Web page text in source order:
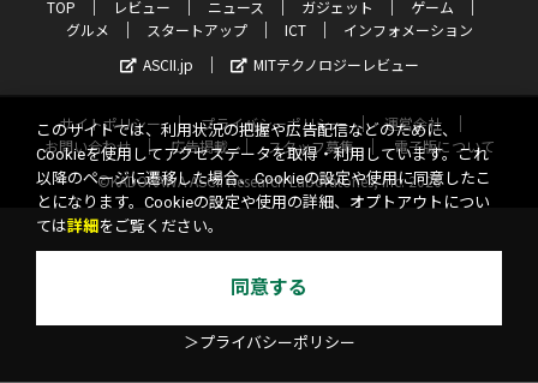
TOP レビュー ニュース ガジェット
ゲーム
グルメ
スタートアップ ICT
インフォメーション
ASCII.jp
MITテクノロジーレビュー
サイトポリシー プライバシーポリシー
運営会社
お問い合わせ
広告掲載 スタッフ募集
電子版について
©KADOKAWA ASCII Research Laboratories, Inc. 2026
このサイトでは、利用状況の把握や広告配信などのために、
Cookieを使用してアクセスデータを取得・利用しています。これ
以降のページに遷移した場合、Cookieの設定や使用に同意したこ
とになります。Cookieの設定や使用の詳細、オプトアウトについ
ては詳細 をご覧ください。
同意する
＞プライバシーポリシー